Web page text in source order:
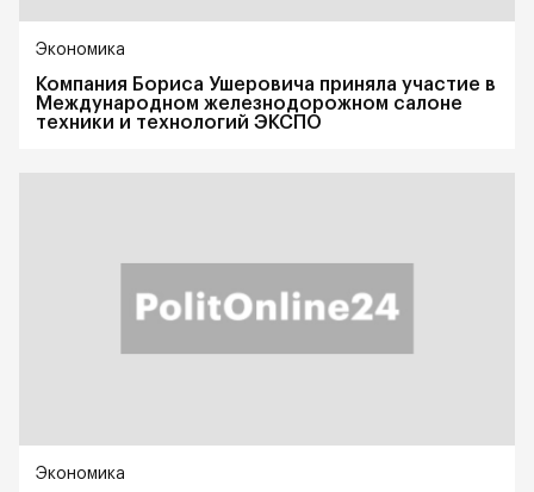
Экономика
Компания Бориса Ушеровича приняла участие в
Международном железнодорожном салоне
техники и технологий ЭКСПО
Экономика